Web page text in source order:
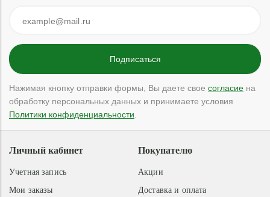
Нажимая кнопку отправки формы, Вы даете свое согласие на
обработку персональных данных и принимаете условия
Политики конфиденциальности
Покупателю
Акции
Доставка и оплата
Личный кабинет
Учетная запись
Мои заказы